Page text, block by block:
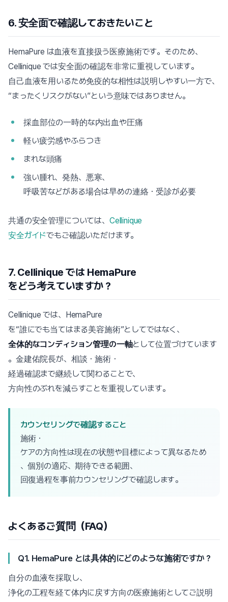
6. 安全面で確認しておきたいこと
HemaPure は血液を直接扱う医療施術です。そのため、
Cellinique では安全面の確認を非常に重視しています。
自己血液を用いるため免疫的な相性は説明しやすい一方で、
“まったくリスクがない”という意味ではありません。
採血部位の一時的な内出血や圧痛
軽い疲労感やふらつき
まれな頭痛
強い腫れ、発熱、悪寒、
呼吸苦などがある場合は早めの連絡・受診が必要
共通の安全管理については、 Cellinique
安全ガイドでもご確認いただけます。
7. Cellinique では HemaPure
をどう考えていますか？
Cellinique では、HemaPure
を“誰にでも当てはまる美容施術”としてではなく、
全体的なコンディション管理の一軸として位置づけています
。金建佑院長が、相談・施術・
経過確認まで継続して関わることで、
方向性のぶれを減らすことを重視しています。
カウンセリングで確認すること
施術・
ケアの方向性は現在の状態や目標によって異なるため
、個別の適応、期待できる範囲、
回復過程を事前カウンセリングで確認します。
よくあるご質問（FAQ）
Q1. HemaPure とは具体的にどのような施術ですか？
自分の血液を採取し、
浄化の工程を経て体内に戻す方向の医療施術としてご説明